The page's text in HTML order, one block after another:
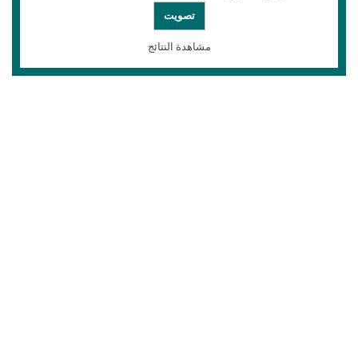
مشاهدة النتائج